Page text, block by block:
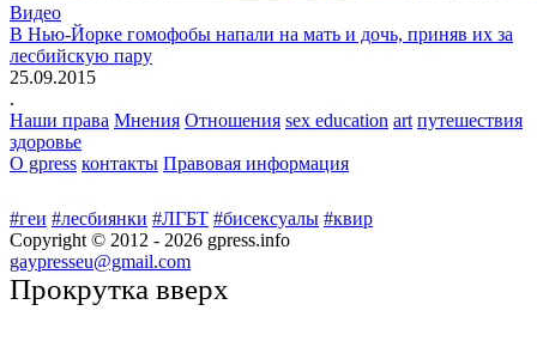
Видео
В Нью-Йорке гомофобы напали на мать и дочь, приняв их за
лесбийскую пару
25.09.2015
.
Наши права Мнения Отношения sex education art путешествия
здоровье
О gpress контакты Правовая информация
#геи #лесбиянки #ЛГБТ #бисексуалы #квир
Copyright © 2012 - 2026 gpress.info
gaypresseu@gmail.com
Прокрутка вверх